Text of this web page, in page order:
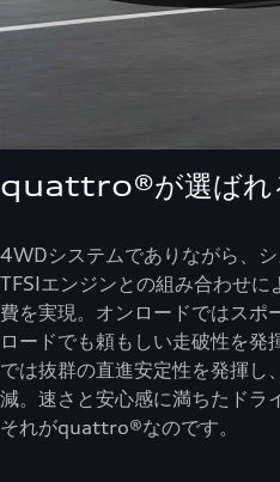
quattro®が選ばれ
4WDシステムでありながら、
TFSIエンジンとの組み合わせ
費を実現。オンロードではスポ
ロードでも頼もしい走破性を発
では抜群の直進安定性を発揮し
減。速さと安心感に満ちたドラ
それがquattro®なのです。